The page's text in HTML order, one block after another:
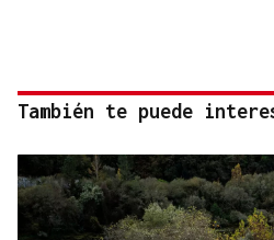
También te puede